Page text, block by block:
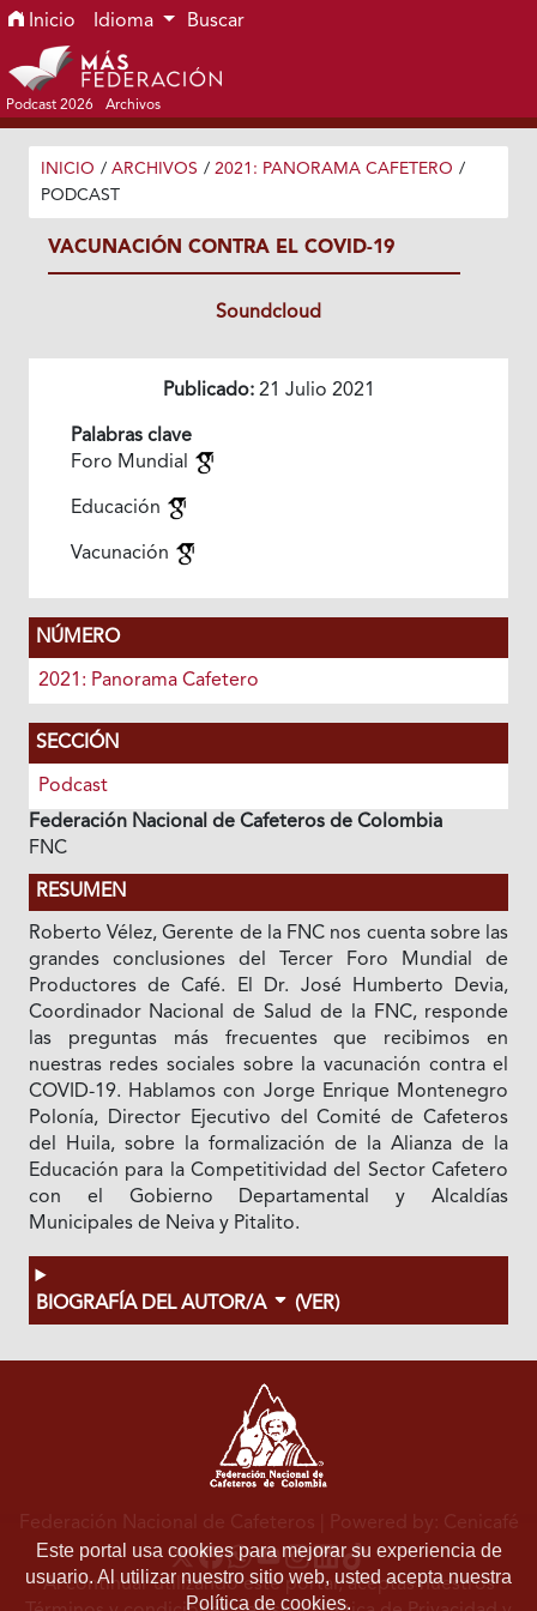
Ir al menú de navegación principal
Ir al contenido principal
Ir al pie de página del sitio
Inicio Idioma Buscar
Podcast 2026 Archivos
INICIO / ARCHIVOS / 2021: PANORAMA CAFETERO /
PODCAST
VACUNACIÓN CONTRA EL COVID-19
Soundcloud
Publicado:21 Julio 2021
Palabras clave
Foro Mundial
Educación
Vacunación
NÚMERO
2021: Panorama Cafetero
SECCIÓN
Podcast
Federación Nacional de Cafeteros de Colombia
FNC
RESUMEN
Roberto Vélez, Gerente de la FNC nos cuenta sobre las
grandes conclusiones del Tercer Foro Mundial de
Productores de Café. El Dr. José Humberto Devia,
Coordinador Nacional de Salud de la FNC, responde
las preguntas más frecuentes que recibimos en
nuestras redes sociales sobre la vacunación contra el
COVID-19. Hablamos con Jorge Enrique Montenegro
Polonía, Director Ejecutivo del Comité de Cafeteros
del Huila, sobre la formalización de la Alianza de la
Educación para la Competitividad del Sector Cafetero
con el Gobierno Departamental y Alcaldías
Municipales de Neiva y Pitalito.
BIOGRAFÍA DEL AUTOR/A (VER)
Este portal usa cookies para mejorar su experiencia de
usuario. Al utilizar nuestro sitio web, usted acepta nuestra
Política de cookies.
Federación Nacional de Cafeteros | Powered by: Cenicafé
Al continuar utilizando este portal, aceptas nuestros